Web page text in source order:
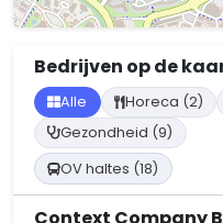
Bedrijven op de
Alle Horeca (2)
Gezondheid (9)
OV haltes (18)